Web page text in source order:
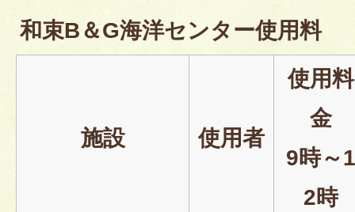
和束B＆G海洋センター使用料
施設 使用者
使用料
金
9時～1
2時